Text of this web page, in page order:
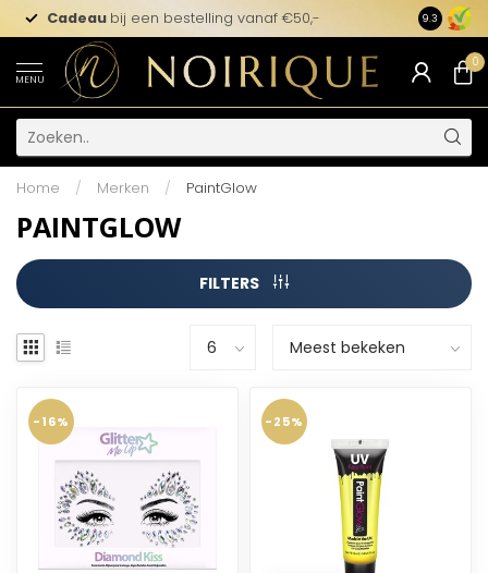
Cadeau bij een bestelling vanaf €50,- 9.3
MENU
0
Home / Merken / PaintGlow
PAINTGLOW
FILTERS
-16% -25%